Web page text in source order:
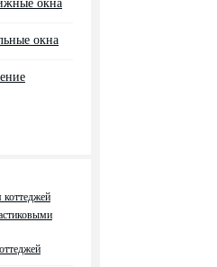
окна
окна
коттеджей